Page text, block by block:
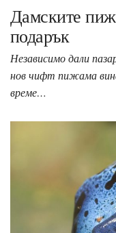
Дамските
подарък
Независимо дали
нов чифт пижама
време…